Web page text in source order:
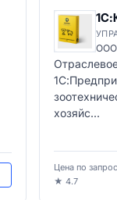
хозяйс...
Цена по
★ 4.7